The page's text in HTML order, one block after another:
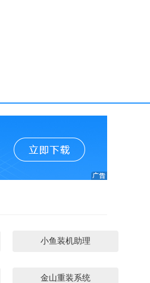
小鱼装机助理
金山重装系统